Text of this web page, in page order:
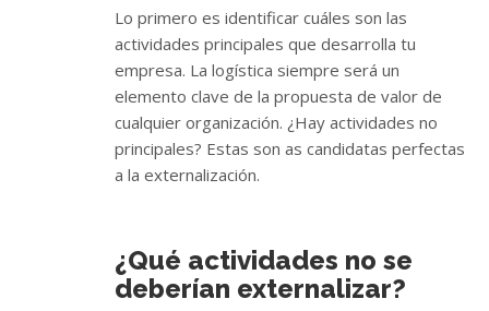
Lo primero es identificar cuáles son las
actividades principales que desarrolla tu
empresa. La logística siempre será un
elemento clave de la propuesta de valor de
cualquier organización. ¿Hay actividades no
principales? Estas son as candidatas perfectas
a la externalización.
¿Qué actividades no se
deberían externalizar?